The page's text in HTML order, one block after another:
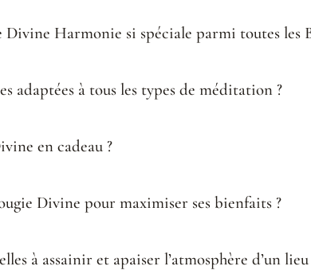
Divine Harmonie si spéciale parmi toutes les
adaptées à tous les types de méditation ?
en cadeau ?
Divine pour maximiser ses bienfaits ?
à assainir et apaiser l’atmosphère d’un lieu